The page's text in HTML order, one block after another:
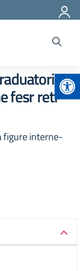
fesr reti
figure interne-